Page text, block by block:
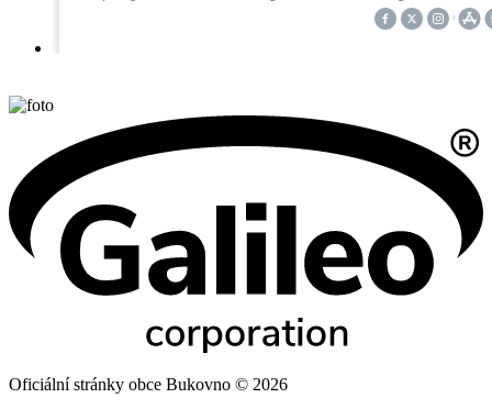
Oficiální stránky obce Bukovno © 2026